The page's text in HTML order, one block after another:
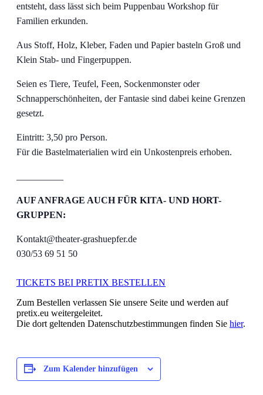
entsteht, dass lässt sich beim Puppenbau Workshop für
Familien erkunden.
Aus Stoff, Holz, Kleber, Faden und Papier basteln Groß und
Klein Stab- und Fingerpuppen.
Seien es Tiere, Teufel, Feen, Sockenmonster oder
Schnapperschönheiten, der Fantasie sind dabei keine Grenzen
gesetzt.
Eintritt: 3,50 pro Person.
Für die Bastelmaterialien wird ein Unkostenpreis erhoben.
AUF ANFRAGE AUCH FÜR KITA- UND HORT-
GRUPPEN:
Kontakt@theater-grashuepfer.de
030/53 69 51 50
TICKETS BEI PRETIX BESTELLEN
Zum Bestellen verlassen Sie unsere Seite und werden auf
pretix.eu weitergeleitet.
Die dort geltenden Datenschutzbestimmungen finden Sie hier.
Zum Kalender hinzufügen